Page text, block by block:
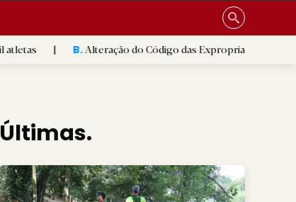
B.Alteração do Código das Expropriações pode ajudar
Últimas.